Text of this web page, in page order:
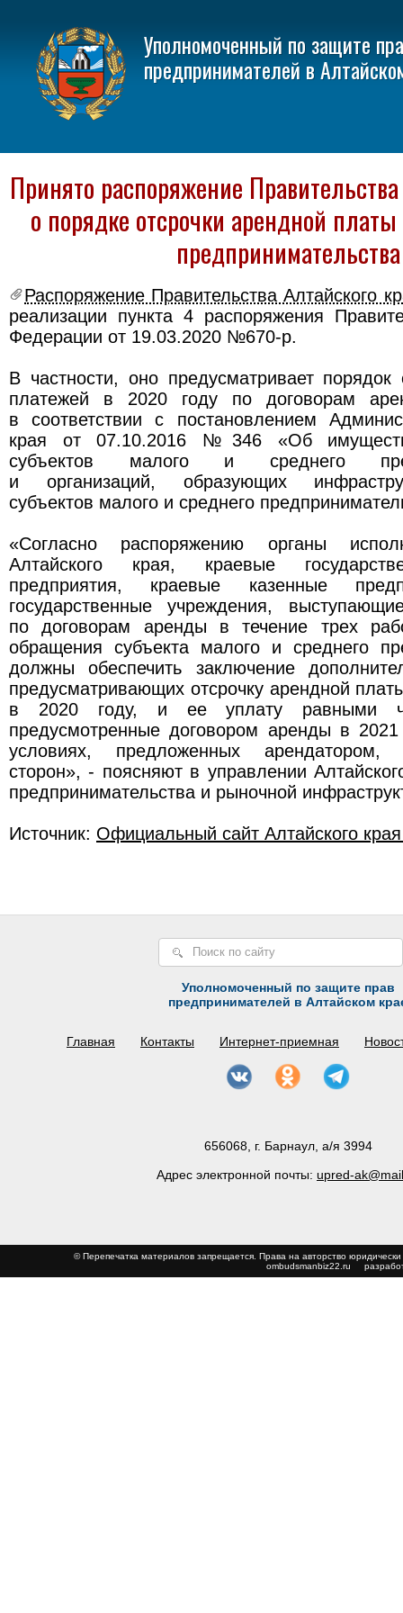
Уполномоченный по защите
предпринимателей в
Принято распоряжение
о порядке отсрочки арендной
предпринимательства
Распоряжение Правительства Алтайского
реализации пункта 4 распоряжения
Федерации от 19.03.2020 №670-р.
В частности, оно предусматривает порядок
платежей в 2020 году по договорам
в соответствии с постановлением
края от 07.10.2016 №346 «Об
субъектов малого и среднего
и организаций, образующих
субъектов малого и среднего
«Согласно распоряжению органы
Алтайского края, краевые
предприятия, краевые казенные
государственные учреждения,
по договорам аренды в течение трех
обращения субъекта малого и среднего
должны обеспечить заключение
предусматривающих отсрочку арендной
в 2020 году, и ее уплату равными
предусмотренные договором аренды в
условиях, предложенных арендатором,
сторон», - поясняют в управлении
предпринимательства и рыночной
Источник: Официальный сайт Алтайского
Уполномоченный по защите прав
предпринимателей в Алтайском
Главная Контакты Интернет-приемная
656068, г. Барнаул, а/я 3994
Адрес электронной почты: upred-
© Перепечатка материалов запрещается. Права на авторство
ombudsmanbiz22.ru